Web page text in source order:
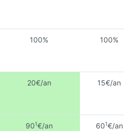
100% 100%
20€/an 15€/an
901€/an 601€/an